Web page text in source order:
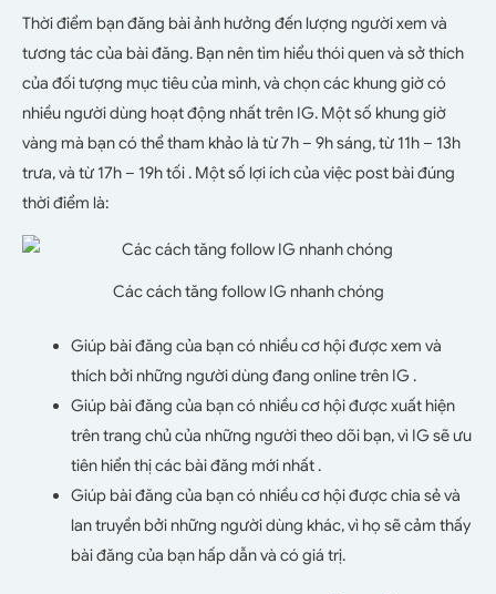
Thời điểm bạn đăng bài ảnh hưởng đến lượng người xem và
tương tác của bài đăng. Bạn nên tìm hiểu thói quen và sở thích
của đối tượng mục tiêu của mình, và chọn các khung giờ có
nhiều người dùng hoạt động nhất trên IG. Một số khung giờ
vàng mà bạn có thể tham khảo là từ 7h – 9h sáng, từ 11h – 13h
trưa, và từ 17h – 19h tối . Một số lợi ích của việc post bài đúng
thời điểm là:
Các cách tăng follow IG nhanh chóng
Giúp bài đăng của bạn có nhiều cơ hội được xem và
thích bởi những người dùng đang online trên IG .
Giúp bài đăng của bạn có nhiều cơ hội được xuất hiện
trên trang chủ của những người theo dõi bạn, vì IG sẽ ưu
tiên hiển thị các bài đăng mới nhất .
Giúp bài đăng của bạn có nhiều cơ hội được chia sẻ và
lan truyền bởi những người dùng khác, vì họ sẽ cảm thấy
bài đăng của bạn hấp dẫn và có giá trị.